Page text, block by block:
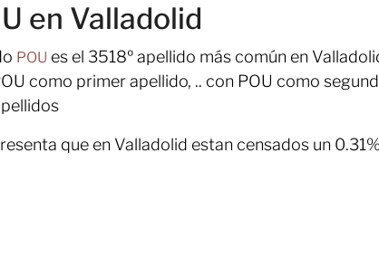
en Valladolid
POU es el 3518º apellido más común en
como primer apellido, .. con POU como
que en Valladolid estan censados un